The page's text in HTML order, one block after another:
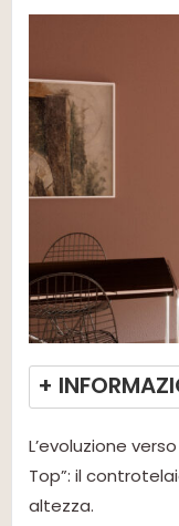
+
L’evoluzione
Top”: il
altezza.